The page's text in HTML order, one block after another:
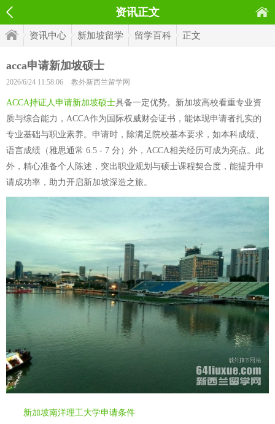
资讯正文
资讯中心 新加坡留学 留学百科 正文
acca申请新加坡硕士
2026/6/24 11:58:06 教外新西兰留学网
ACCA持证人申请新加坡硕士具备一定优势。新加坡高校看重专业资
质与综合能力，ACCA作为国际权威财会证书，能体现申请者扎实的
专业基础与职业素养。申请时，除满足院校基本要求，如本科成绩、
语言成绩（雅思通常 6.5 - 7 分）外，ACCA相关经历可成为亮点。此
外，精心准备个人陈述，突出职业规划与硕士课程契合度，能提升申
请成功率，助力开启新加坡深造之旅。
新加坡南洋理工大学申请条件